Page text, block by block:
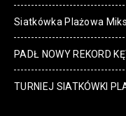
Siatkówka Plażowa
PADŁ NOWY REKORD
TURNIEJ SIATKÓWKI